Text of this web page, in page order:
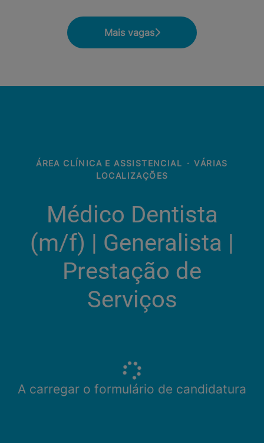
Mais vagas
ÁREA CLÍNICA E ASSISTENCIAL · VÁRIAS
LOCALIZAÇÕES
Médico Dentista
(m/f) | Generalista |
Prestação de
Serviços
A carregar o formulário de candidatura